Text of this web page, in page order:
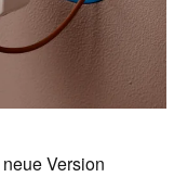
Version